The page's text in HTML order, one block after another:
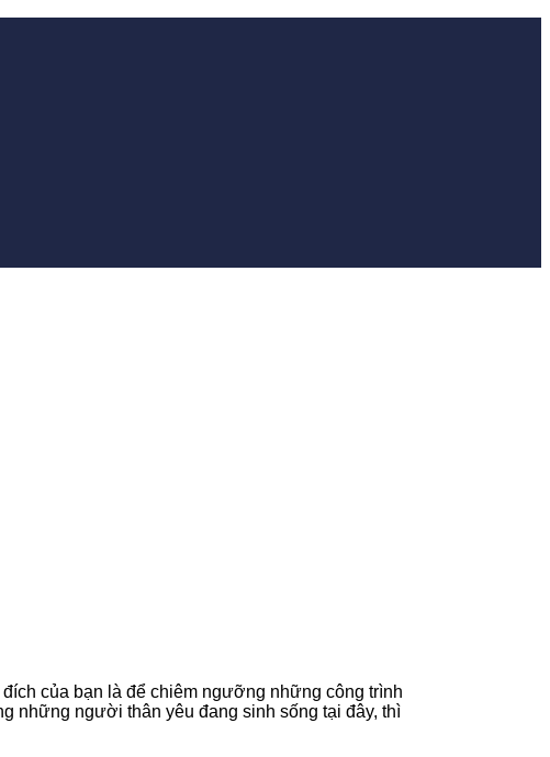
của bạn là để chiêm ngưỡng những công trình
những người thân yêu đang sinh sống tại đây, thì